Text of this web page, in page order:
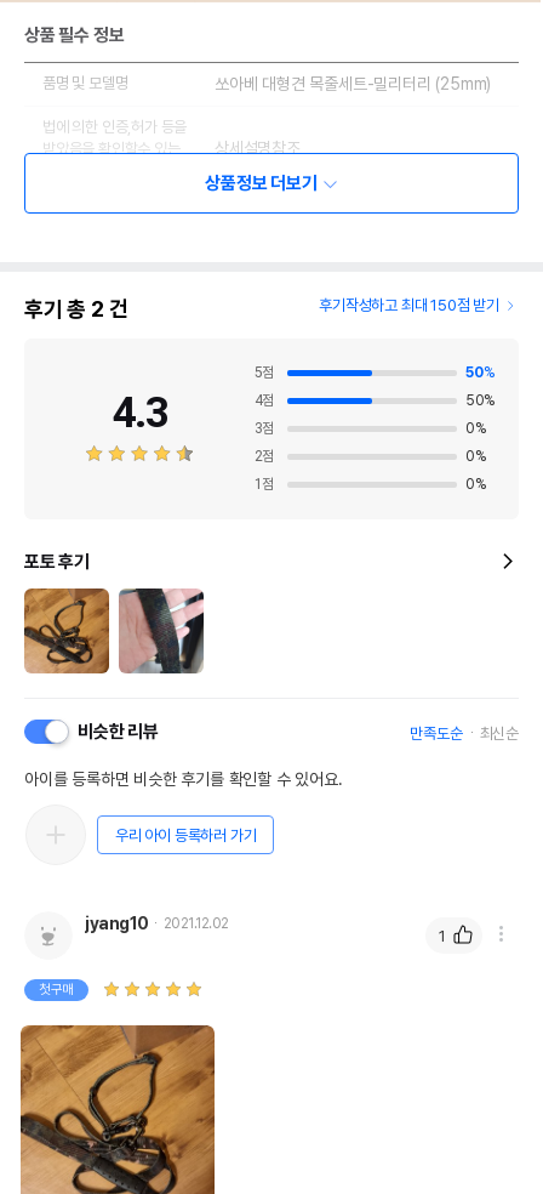
상품 필수 정보
품명 및 모델명 쏘아베 대형견 목줄세트-밀리터리 (25mm)
법에 의한 인증,허가 등을
받았음을 확인할수 있는
상세설명참조
제조국 또는 원산지 기타
AS책임자와 전화번호
유통기한
유통기한이 최소 2026.12.04이거나 그
이후인 상품이 출고됩니다.
단, 상품명에 유통기한 명시된 경우, 해당
유통기한을 따릅니다.
상품정보 더보기
후기 총 2 건 후기작성하고 최대 150점 받기
4.3
5점 50%
4점 50%
3점 0%
2점 0%
1 점 0%
포토 후기
비슷한 리뷰 만족도순 최신순
아이를 등록하면 비슷한 후기를 확인할 수 있어요.
우리 아이 등록하러 가기
jyang10 2021.12.02
첫구매
1